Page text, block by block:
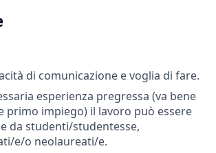
di comunicazione e voglia di fare.
esperienza pregressa (va bene
primo impiego) il lavoro può essere
da studenti/studentesse,
e/o neolaureati/e.